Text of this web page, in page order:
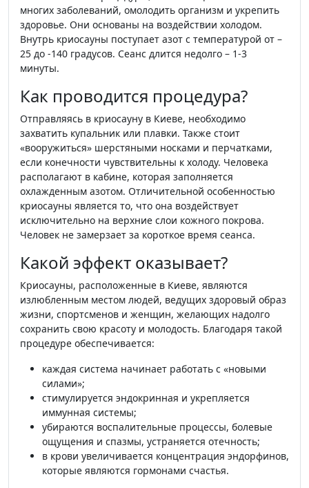
многих заболеваний, омолодить организм и укрепить
здоровье. Они основаны на воздействии холодом.
Внутрь криосауны поступает азот с температурой от –
25 до -140 градусов. Сеанс длится недолго – 1-3
минуты.
Как проводится процедура?
Отправляясь в криосауну в Киеве, необходимо
захватить купальник или плавки. Также стоит
«вооружиться» шерстяными носками и перчатками,
если конечности чувствительны к холоду. Человека
располагают в кабине, которая заполняется
охлажденным азотом. Отличительной особенностью
криосауны является то, что она воздействует
исключительно на верхние слои кожного покрова.
Человек не замерзает за короткое время сеанса.
Какой эффект оказывает?
Криосауны, расположенные в Киеве, являются
излюбленным местом людей, ведущих здоровый образ
жизни, спортсменов и женщин, желающих надолго
сохранить свою красоту и молодость. Благодаря такой
процедуре обеспечивается:
каждая система начинает работать с «новыми
силами»;
стимулируется эндокринная и укрепляется
иммунная системы;
убираются воспалительные процессы, болевые
ощущения и спазмы, устраняется отечность;
в крови увеличивается концентрация эндорфинов,
которые являются гормонами счастья.